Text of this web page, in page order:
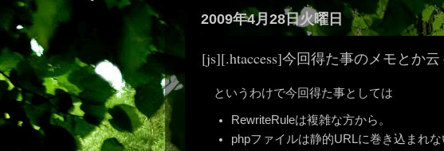
2009年4月28日火曜日
[js][.htaccess]今回得た事のメモとか云
というわけで今回得た事としては
RewriteRuleは複雑な方から。
phpファイルは静的URLに巻き込まれな